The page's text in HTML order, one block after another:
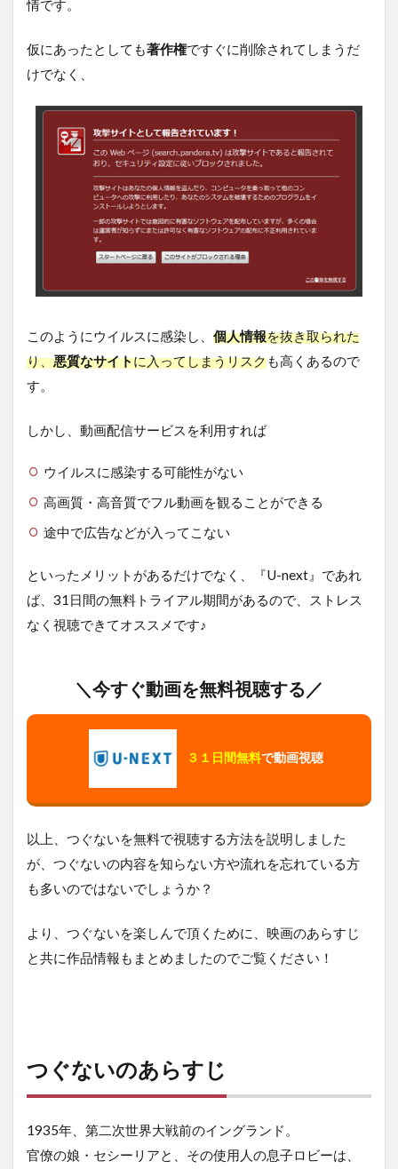
情です。
仮にあったとしても著作権ですぐに削除されてしまうだ
けでなく、
このようにウイルスに感染し、 個人情報を抜き取られた
り、悪質なサイトに入ってしまうリスクも高くあるので
す。
しかし、動画配信サービスを利用すれば
ウイルスに感染する可能性がない
高画質・高音質でフル動画を観ることができる
途中で広告などが入ってこない
といったメリットがあるだけでなく、『U-next』であれ
ば、31日間の無料トライアル期間があるので、ストレス
なく視聴できてオススメです♪
＼今すぐ動画を無料視聴する／
３１日間無料で動画視聴
以上、つぐないを無料で視聴する方法を説明しました
が、つぐないの内容を知らない方や流れを忘れている方
も多いのではないでしょうか？
より、つぐないを楽しんで頂くために、映画のあらすじ
と共に作品情報もまとめましたのでご覧ください！
つぐないのあらすじ
1935年、第二次世界大戦前のイングランド。
官僚の娘・セシーリアと、その使用人の息子ロビーは、